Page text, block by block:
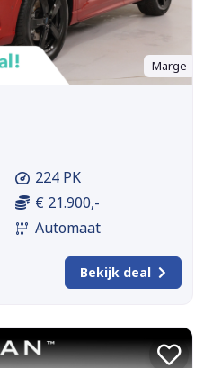
Marge
224 PK
€ 21.900,-
Automaat
Bekijk deal